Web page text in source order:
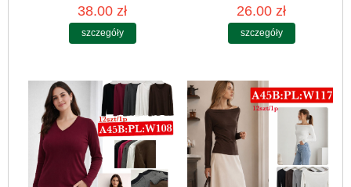
38.00 zł
szczegóły
26.00 zł
szczegóły